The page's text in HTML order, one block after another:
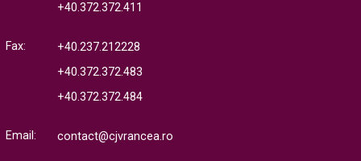
+40.372.372.411
Fax:
+40.237.212228
+40.372.372.483
+40.372.372.484
Email: contact@cjvrancea.ro